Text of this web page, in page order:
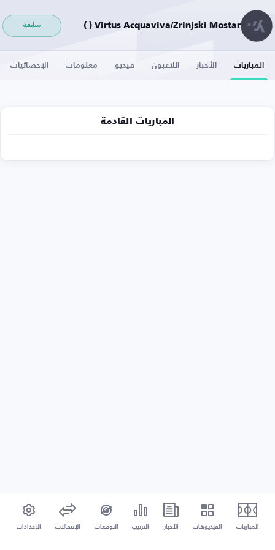
Virtus Acquaviva/Zrinjski Mostar ( ) متابعة
المباريات الأخبار اللاعبون فيديو معلومات الإحصائيات
المباريات القادمة
المباريات الفيديوهات الأخبار الترتيب التوقعات الإنتقالات الإعدادات